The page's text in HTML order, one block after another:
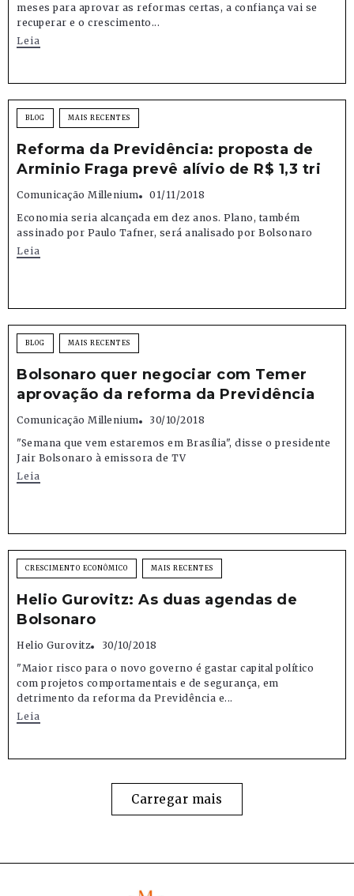
meses para aprovar as reformas certas, a confiança vai se
recuperar e o crescimento...
Leia
BLOG MAIS RECENTES
Reforma da Previdência: proposta de
Arminio Fraga prevê alívio de R$ 1,3 tri
Comunicação Millenium
01/11/2018
Economia seria alcançada em dez anos. Plano, também
assinado por Paulo Tafner, será analisado por Bolsonaro
Leia
BLOG MAIS RECENTES
Bolsonaro quer negociar com Temer
aprovação da reforma da Previdência
Comunicação Millenium
30/10/2018
"Semana que vem estaremos em Brasília", disse o presidente
Jair Bolsonaro à emissora de TV
Leia
CRESCIMENTO ECONÔMICO MAIS RECENTES
Helio Gurovitz: As duas agendas de
Bolsonaro
Helio Gurovitz
30/10/2018
"Maior risco para o novo governo é gastar capital político
com projetos comportamentais e de segurança, em
detrimento da reforma da Previdência e...
Leia
Carregar mais